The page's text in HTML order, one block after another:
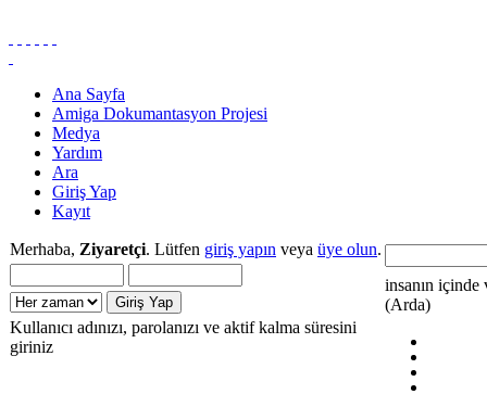
Ana Sayfa
Amiga Dokumantasyon Projesi
Medya
Yardım
Ara
Giriş Yap
Kayıt
Merhaba, Ziyaretçi. Lütfen giriş yapın veya üye olun.
Kullanıcı adınızı, parolanızı ve aktif kalma süresini
giriniz
insanın içinde
(Arda)